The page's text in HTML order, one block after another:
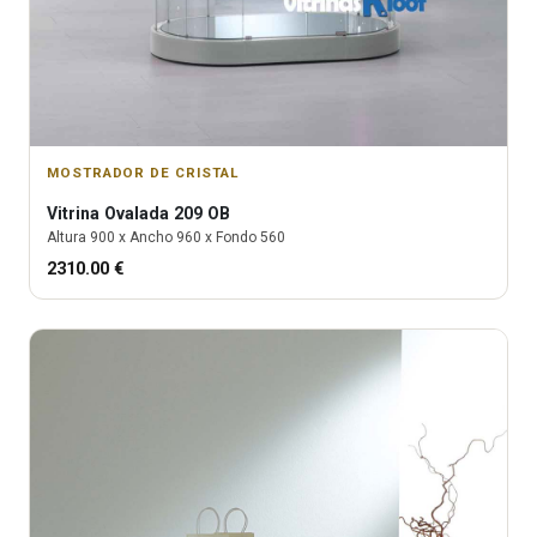
MOSTRADOR DE CRISTAL
Vitrina Ovalada 209 OB
Altura 900 x Ancho 960 x Fondo 560
2310.00 €